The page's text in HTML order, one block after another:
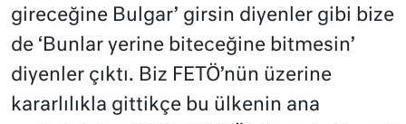
gireceğine Bulgar’ girsin diyenler gibi bize
de ‘Bunlar yerine biteceğine bitmesin’
diyenler çıktı. Biz FETÖ’nün üzerine
kararlılıkla gittikçe bu ülkenin ana